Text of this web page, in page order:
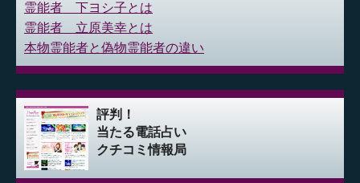
霊能者 下ヨシ子とは
霊能者 立原美幸とは
本物霊能者と偽物霊能者の違い
評判！
当たる電話占い
クチコミ情報局